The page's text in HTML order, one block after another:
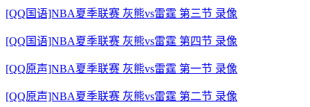
[QQ国语]NBA夏季联赛 灰熊vs雷霆 第三节 录像
[QQ国语]NBA夏季联赛 灰熊vs雷霆 第四节 录像
[QQ原声]NBA夏季联赛 灰熊vs雷霆 第一节 录像
[QQ原声]NBA夏季联赛 灰熊vs雷霆 第二节 录像